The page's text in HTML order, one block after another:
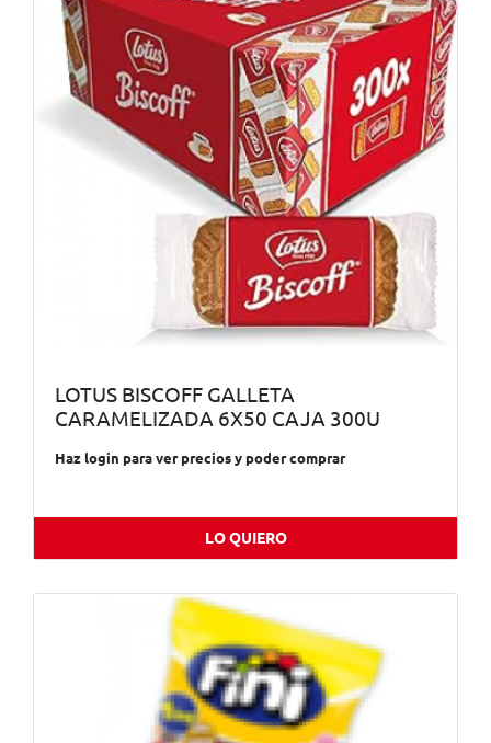
LOTUS BISCOFF GALLETA
CARAMELIZADA 6X50 CAJA 300U
Haz login para ver precios y poder comprar
LO QUIERO